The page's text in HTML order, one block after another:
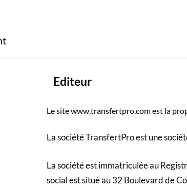
Editeur
Le site www.transfertpro.com est la
La société TransfertPro est une
La société est immatriculée au
social est situé au 32 Boulevard de